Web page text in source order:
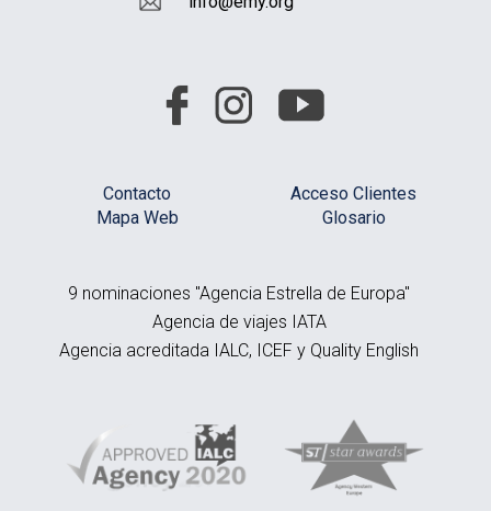
Contacto
Mapa Web
Acceso Clientes
Glosario
9 nominaciones "Agencia Estrella de Europa"
Agencia de viajes IATA
Agencia acreditada IALC, ICEF y Quality English